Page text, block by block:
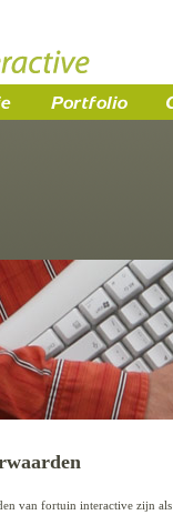
van fortuin interactive zijn als